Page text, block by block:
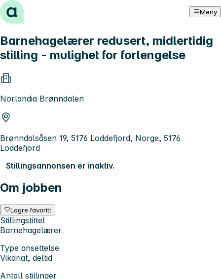
Hopp til innhold Meny
Barnehagelærer redusert, midlertidig
stilling - mulighet for forlengelse
Norlandia Brønndalen
Brønndalsåsen 19, 5176 Loddefjord, Norge, 5176
Loddefjord
Stillingsannonsen er inaktiv.
Om jobben
Lagre favoritt
Stillingstittel
Barnehagelærer
Type ansettelse
Vikariat, deltid
Antall stillinger